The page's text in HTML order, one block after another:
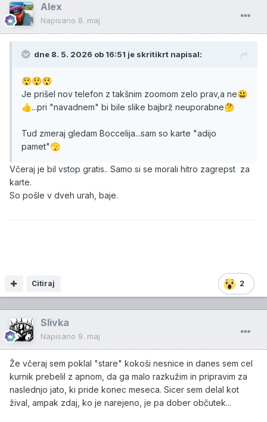
Alex
Napisano 8. maj
dne 8. 5. 2026 ob 16:51 je skritikrt napisal:
😲😲😲
Je prišel nov telefon z takšnim zoomom zelo prav,a ne😃
👍...pri "navadnem" bi bile slike bajbrž neuporabne🤔
Tud zmeraj gledam Boccelija...sam so karte "adijo
pamet"🫣
Včeraj je bil vstop gratis.. Samo si se morali hitro zagrepst za
karte.
So pošle v dveh urah, baje.
2
Citiraj
Slivka
Napisano 9. maj
Že včeraj sem poklal "stare" kokoši nesnice in danes sem cel
kurnik prebelil z apnom, da ga malo razkužim in pripravim za
naslednjo jato, ki pride konec meseca. Sicer sem delal kot
žival, ampak zdaj, ko je narejeno, je pa dober občutek...